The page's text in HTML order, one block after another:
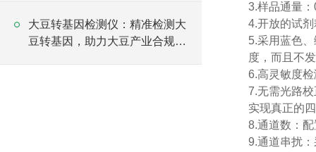
大豆转基因检测仪：精准检测大
豆转基因，助力大豆产业合规发
3.样品通量
4.开放的试
5.采用蓝色
度，而且不
6.高灵敏度
7.无需光路
实现真正的
8.通道数：
9.通道串扰